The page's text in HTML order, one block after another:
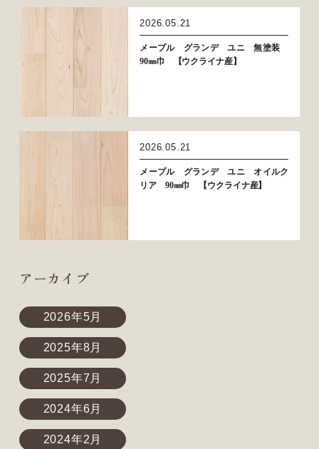
2026.05.21
メープル グランデ ユニ 無塗装
90㎜巾 【ウクライナ産】
2026.05.21
メープル グランデ ユニ オイルク
リア 90㎜巾 【ウクライナ産】
アーカイブ
2026年5月
2025年8月
2025年7月
2024年6月
2024年2月